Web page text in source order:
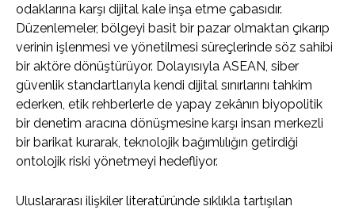
odaklarına karşı dijital kale inşa etme çabasıdır.
Düzenlemeler, bölgeyi basit bir pazar olmaktan çıkarıp
verinin işlenmesi ve yönetilmesi süreçlerinde söz sahibi
bir aktöre dönüştürüyor. Dolayısıyla ASEAN, siber
güvenlik standartlarıyla kendi dijital sınırlarını tahkim
ederken, etik rehberlerle de yapay zekânın biyopolitik
bir denetim aracına dönüşmesine karşı insan merkezli
bir barikat kurarak, teknolojik bağımlılığın getirdiği
ontolojik riski yönetmeyi hedefliyor.
Uluslararası ilişkiler literatüründe sıklıkla tartışılan